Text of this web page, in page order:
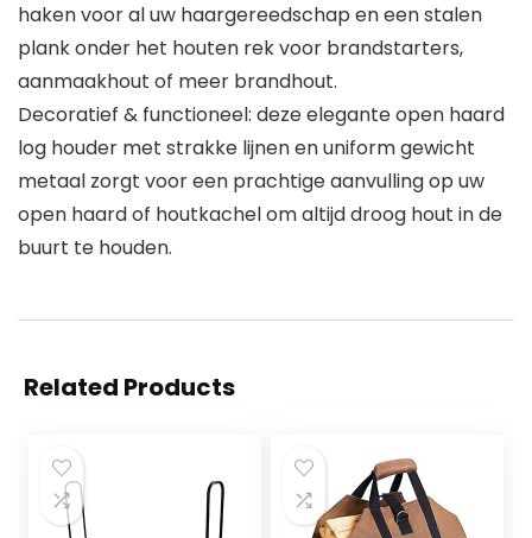
haken voor al uw haargereedschap en een stalen
plank onder het houten rek voor brandstarters,
aanmaakhout of meer brandhout.
Decoratief & functioneel: deze elegante open haard
log houder met strakke lijnen en uniform gewicht
metaal zorgt voor een prachtige aanvulling op uw
open haard of houtkachel om altijd droog hout in de
buurt te houden.
Related Products